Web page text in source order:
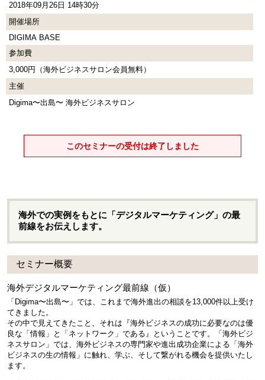
2018年09月26日 14時30分
開催場所
DIGIMA BASE
参加費
3,000円（海外ビジネスサロン会員無料）
主催
Digima〜出島〜 海外ビジネスサロン
このセミナーの受付は終了しました
海外での実例をもとに「デジタルマーケティング」の最
前線をお伝えします。
セミナー概要
海外デジタルマーケティング最前線（仮）
「Digima〜出島〜」では、これまで海外進出の相談を13,000件以上受け
てきました。
その中で見えてきたこと、それは『海外ビジネスの成功に必要なのは優
良な「情報」と「ネットワーク」である』ということです。「海外ビジ
ネスサロン」では、海外ビジネスの専門家や進出成功企業による「海外
ビジネスの生の情報」に触れ、学ぶ、そして繋がれる機会を提供いたし
ます。